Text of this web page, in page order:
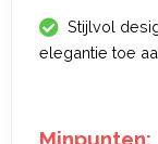
Stijlvol
elegantie toe
Minpunten: